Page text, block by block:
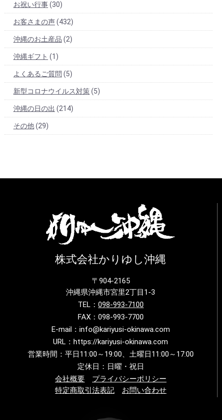
お祝い行事(30)
お客さまの声(432)
沖縄のお土産品 (2)
沖縄ギフト (1)
よくあるご質問 (5)
新型コロナウイルス対策(5)
沖縄の日の出 (214)
その他(29)
株式会社かりゆし沖縄
〒904-2165
沖縄県沖縄市宮里2丁目1-3
TEL： 098-993-7100
FAX：098-993-7700
E-mail：info@kariyusi-okinawa.com
URL：https://kariyusi-okinawa.com
営業時間：平日11:00～19:00、土曜日11:00～17:00
定休日：日曜・祝日
会社概要
プライバシーポリシー
特定商取引法表記
お問い合わせ